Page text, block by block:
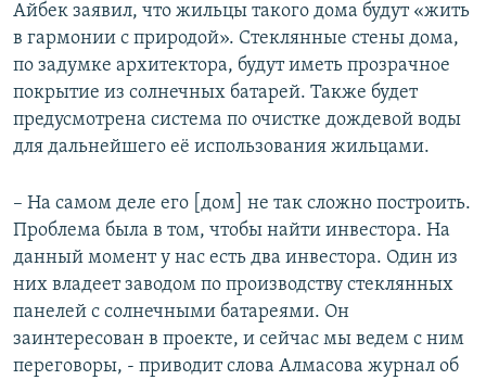
Айбек заявил, что жильцы такого дома будут «жить
в гармонии с природой». Стеклянные стены дома,
по задумке архитектора, будут иметь прозрачное
покрытие из солнечных батарей. Также будет
предусмотрена система по очистке дождевой воды
для дальнейшего её использования жильцами.
– На самом деле его [дом] не так сложно построить.
Проблема была в том, чтобы найти инвестора. На
данный момент у нас есть два инвестора. Один из
них владеет заводом по производству стеклянных
панелей с солнечными батареями. Он
заинтересован в проекте, и сейчас мы ведем с ним
переговоры, - приводит слова Алмасова журнал об